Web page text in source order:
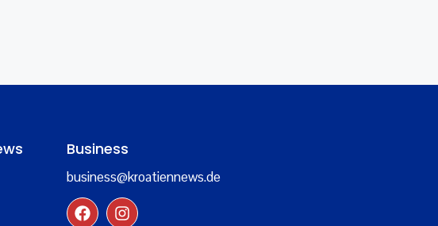
Business
business@kroatiennews.de